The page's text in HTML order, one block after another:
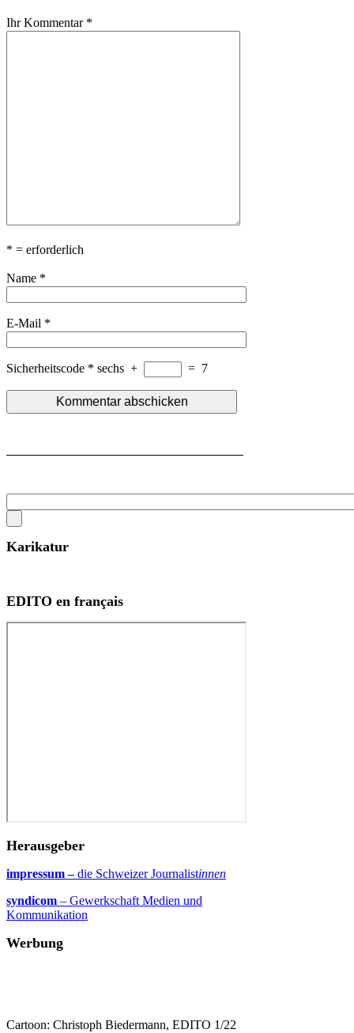
Ihr Kommentar *
* = erforderlich
Name *
E-Mail *
Sicherheitscode * sechs + = 7
Karikatur
EDITO en français
Herausgeber
impressum –die Schweizer Journalistinnen
syndicom – Gewerkschaft Medien und
Kommunikation
Werbung
Cartoon: Christoph Biedermann, EDITO 1/22